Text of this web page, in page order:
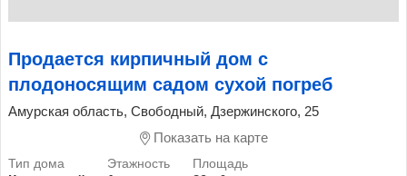
Продается кирпичный дом с
плодоносящим садом сухой погреб
Амурская область, Свободный, Дзержинского, 25
Показать на карте